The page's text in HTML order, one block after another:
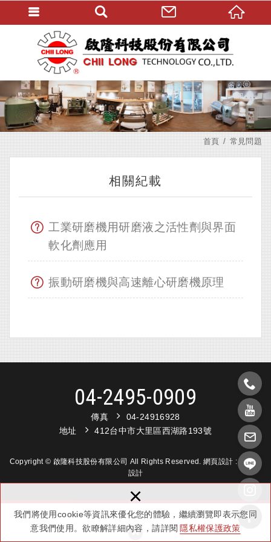
我們將使用cookie等資訊來優化您的體驗，繼續瀏覽即表示您同
意我們使用。欲瞭解詳細內容，請詳閱 隱私權保護政策
×
首頁 常見問題
相關紀載
工業研磨機用研磨液之活性劑與界面
軟化劑應用
振動研磨機與高速離心研磨機原理
04-2495-0909
傳真
04-24916928
地址
412台中市大里區西湖路193號
Copyright © 啟隆科技股份有限公司 All Rights Reserved. 網頁設計 : 新視野
設計